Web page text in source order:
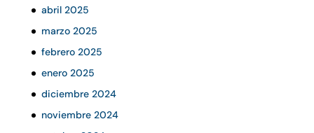
abril 2025
marzo 2025
febrero 2025
enero 2025
diciembre 2024
noviembre 2024